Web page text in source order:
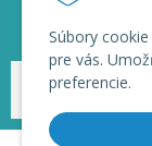
Súbory
pre vás.
preferencie.
© 2026 HAKL |